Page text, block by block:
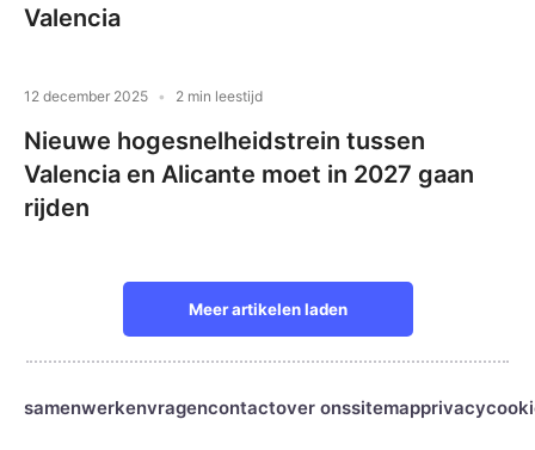
Valencia
12 december 2025 2 min leestijd
Nieuwe hogesnelheidstrein tussen
Valencia en Alicante moet in 2027 gaan
rijden
Meer artikelen laden
samenwerkenvragencontactover onssitemapprivacy